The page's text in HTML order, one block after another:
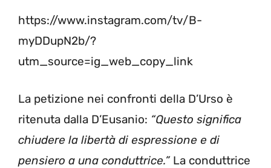
https://www.instagram.com/tv/B-
myDDupN2b/?
utm_source=ig_web_copy_link
La petizione nei confronti della D’Urso è
ritenuta dalla D’Eusanio: “Questo significa
chiudere la libertà di espressione e di
pensiero a una conduttrice.” La conduttrice